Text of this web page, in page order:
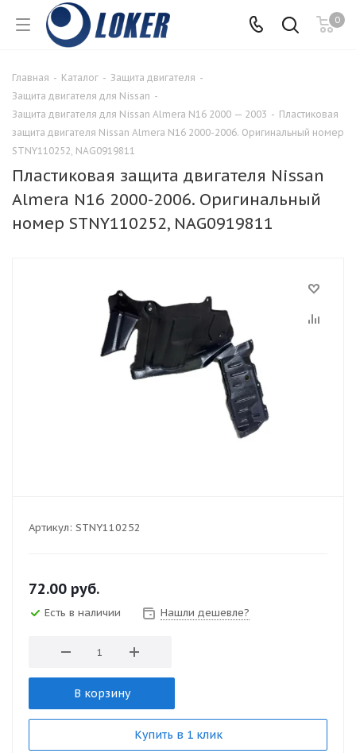
0
Главная - Каталог - Защита двигателя -
Защита двигателя для Nissan -
Защита двигателя для Nissan Almera N16 2000 — 2003 - Пластиковая
защита двигателя Nissan Almera N16 2000-2006. Оригинальный номер
STNY110252, NAG0919811
Пластиковая защита двигателя Nissan
Almera N16 2000-2006. Оригинальный
номер STNY110252, NAG0919811
Артикул: STNY110252
72.00 руб.
Есть в наличии Нашли дешевле?
В корзину
Купить в 1 клик